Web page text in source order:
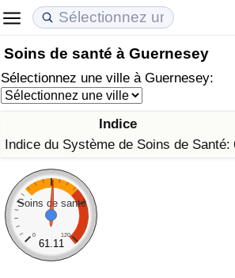
Soins de santé à Guernesey
Sélectionnez une ville à Guernesey:
Indice
Indice du Système de Soins de Santé:
Soins de santé
0 120
61.11
Coût de la vie
Indice du Coût de la Vie (Actuel)
Indice du Coût de la Vie
Indice du coût de la vie par pays
à Akaba
Prix de l'immobilier
Indice des Prix de l'immobilier
Indice des Prix de l'immobilier
Indice des Prix de l'immobilier par
Qualité de Vie
Indice de Qualité de Vie
Indice de Qualité de Vie (Actuel)
Indice de qualité de vie par pays
Criminalité
Indice de Criminalité (Actuel)